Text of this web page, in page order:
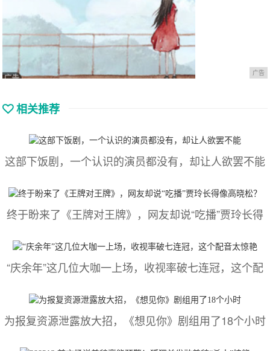
广告
相关推荐
这部下饭剧，一个认识的演员都没有，却让人欲罢不能
终于盼来了《王牌对王牌》，网友却说“吃播”贾玲长得
“庆余年”这几位大咖一上场，收视率破七连冠，这个配
为报复资源泄露放大招，《想见你》剧组用了18个小时